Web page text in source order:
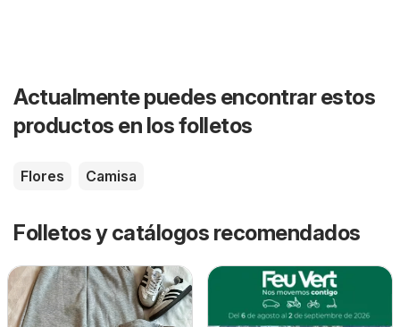
Actualmente puedes encontrar estos
productos en los folletos
Flores Camisa
Folletos y catálogos recomendados